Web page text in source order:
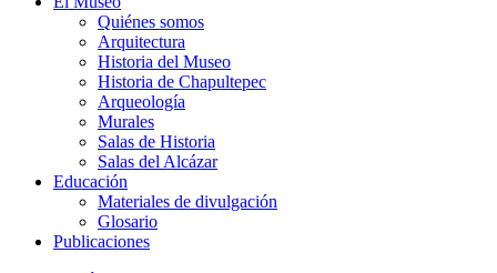
Quiénes somos
Arquitectura
Historia del Museo
Historia de Chapultepec
Arqueología
Murales
Salas de Historia
Salas del Alcázar
Educación
Materiales de divulgación
Glosario
Publicaciones